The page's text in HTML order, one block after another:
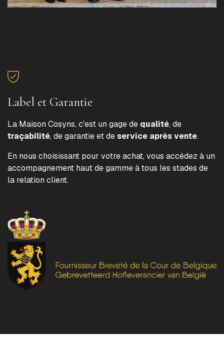
Label et Garantie
La Maison Cosyns, c'est un gage de qualité, de
traçabilité, de garantie et deservice après vente.
En nous choisissant pour votre achat, vous accédez à un
accompagnement haut de gamme à tous les stades de
la relation client.